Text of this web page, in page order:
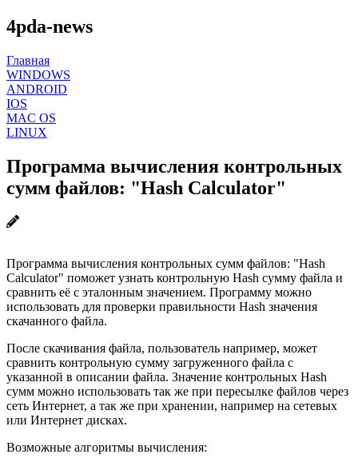
4pda-news
Главная
WINDOWS
ANDROID
IOS
MAC OS
LINUX
Программа вычисления контрольных
сумм файлов: "Hash Calculator"
Программа вычисления контрольных сумм файлов: "Hash
Calculator" поможет узнать контрольную Hash сумму файла и
сравнить её с эталонным значением. Программу можно
использовать для проверки правильности Hash значения
скачанного файла.
После скачивания файла, пользователь например, может
сравнить контрольную сумму загруженного файла с
указанной в описании файла. Значение контрольных Hash
сумм можно использовать так же при пересылке файлов через
сеть Интернет, а так же при хранении, например на сетевых
или Интернет дисках.
Возможные алгоритмы вычисления: